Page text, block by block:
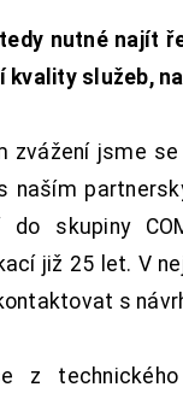
nutné najít
kvality služeb,
zvážení jsme
naším
do skupiny
již 25 let. V
s
z